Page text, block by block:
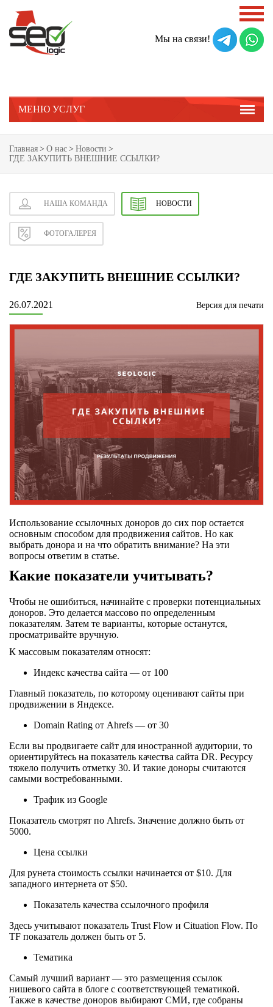
Мы на связи!
МЕНЮ УСЛУГ
Главная > О нас > Новости >
ГДЕ ЗАКУПИТЬ ВНЕШНИЕ ССЫЛКИ?
НАША КОМАНДА НОВОСТИ
ФОТОГАЛЕРЕЯ
ГДЕ ЗАКУПИТЬ ВНЕШНИЕ ССЫЛКИ?
Версия для печати
26.07.2021
Использование ссылочных доноров до сих пор остается
основным способом для продвижения сайтов. Но как
выбрать донора и на что обратить внимание? На эти
вопросы ответим в статье.
Какие показатели учитывать?
Чтобы не ошибиться, начинайте с проверки потенциальных
доноров. Это делается массово по определенным
показателям. Затем те варианты, которые останутся,
просматривайте вручную.
К массовым показателям относят:
Индекс качества сайта — от 100
Главный показатель, по которому оценивают сайты при
продвижении в Яндексе.
Domain Rating от Ahrefs — от 30
Если вы продвигаете сайт для иностранной аудитории, то
ориентируйтесь на показатель качества сайта DR. Ресурсу
тяжело получить отметку 30. И такие доноры считаются
самыми востребованными.
Трафик из Google
Показатель смотрят по Ahrefs. Значение должно быть от
5000.
Цена ссылки
Для рунета стоимость ссылки начинается от $10. Для
западного интернета от $50.
Показатель качества ссылочного профиля
Здесь учитывают показатель Trust Flow и Cituation Flow. По
TF показатель должен быть от 5.
Тематика
Самый лучший вариант — это размещения ссылок
нишевого сайта в блоге с соответствующей тематикой.
Также в качестве доноров выбирают СМИ, где собраны